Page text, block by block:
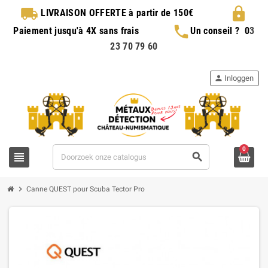
local_shipping LIVRAISON OFFERTEà partir de 150€ lock
Paiement jusqu'à 4X sans frais phoneUn conseil ? 03
23 70 79 60
view_headline search
person Inloggen
0
chevron_right Canne QUEST pour Scuba Tector Pro